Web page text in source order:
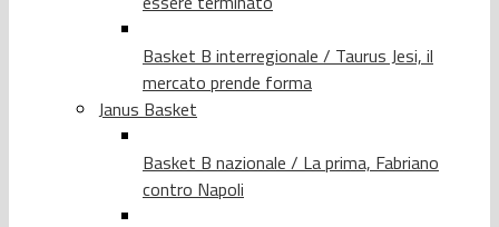
Basket B interregionale / Taurus Jesi, il
mercato prende forma
Janus Basket
Basket B nazionale / La prima, Fabriano
contro Napoli